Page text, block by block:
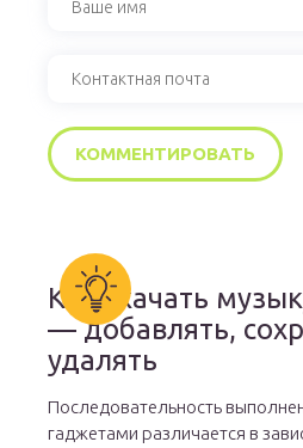
Как скачать
— добавлять,
удалять
Последовательность
гаджетами различается в